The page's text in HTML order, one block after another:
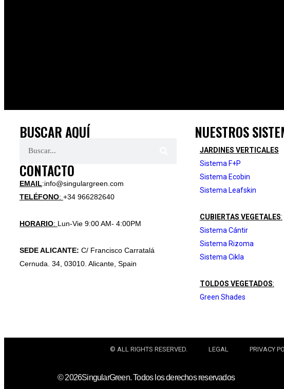
BUSCAR AQUÍ
CONTACTO
EMAIL:info@singulargreen.com
TELÉFONO: +34 966282640
HORARIO: Lun-Vie 9:00 AM- 4:00PM
SEDE ALICANTE: C/ Francisco Carratalá
Cernuda. 34, 03010. Alicante, Spain
NUESTROS
JARDINES VERTICALES
Sistema F+P
Sistema Ecobin
Sistema Leafskin
CUBIERTAS VEGETALES:
Sistema Cántir
Sistema Rizoma
Sistema Cikla
TOLDOS VEGETADOS:
Green Shades
© ALL RIGHTS RESERVED. LEGAL PRIVACY
© 2026SingularGreen. Todos los derechos reservados